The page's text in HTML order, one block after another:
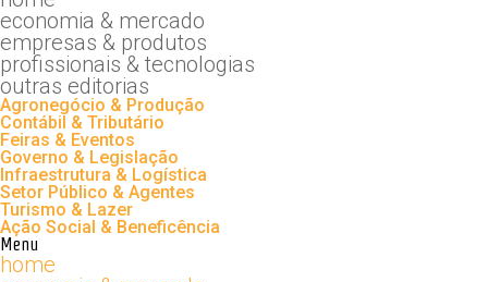
economia & mercado
empresas & produtos
profissionais & tecnologias
outras editorias
Agronegócio & Produção
Contábil & Tributário
Feiras & Eventos
Governo & Legislação
Infraestrutura & Logística
Setor Público & Agentes
Turismo & Lazer
Ação Social & Beneficência
Menu
home